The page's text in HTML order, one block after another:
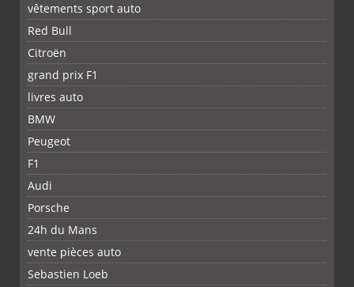
vêtements sport auto
Red Bull
Citroën
grand prix F1
livres auto
BMW
Peugeot
F1
Audi
Porsche
24h du Mans
vente pièces auto
Sebastien Loeb